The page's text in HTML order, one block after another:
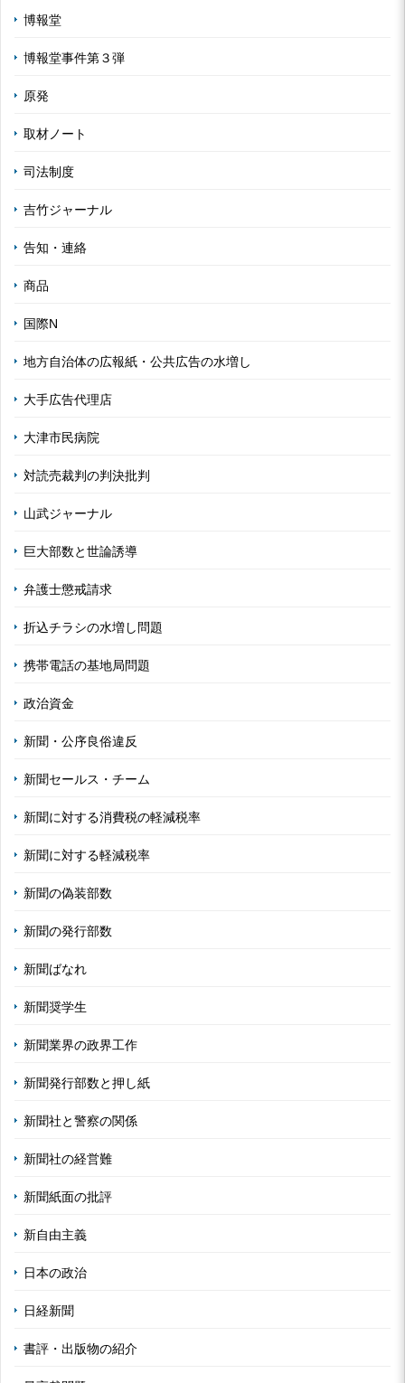
博報堂
博報堂事件第３弾
原発
取材ノート
司法制度
吉竹ジャーナル
告知・連絡
商品
国際N
地方自治体の広報紙・公共広告の水増し
大手広告代理店
大津市民病院
対読売裁判の判決批判
山武ジャーナル
巨大部数と世論誘導
弁護士懲戒請求
折込チラシの水増し問題
携帯電話の基地局問題
政治資金
新聞・公序良俗違反
新聞セールス・チーム
新聞に対する消費税の軽減税率
新聞に対する軽減税率
新聞の偽装部数
新聞の発行部数
新聞ばなれ
新聞奨学生
新聞業界の政界工作
新聞発行部数と押し紙
新聞社と警察の関係
新聞社の経営難
新聞紙面の批評
新自由主義
日本の政治
日経新聞
書評・出版物の紹介